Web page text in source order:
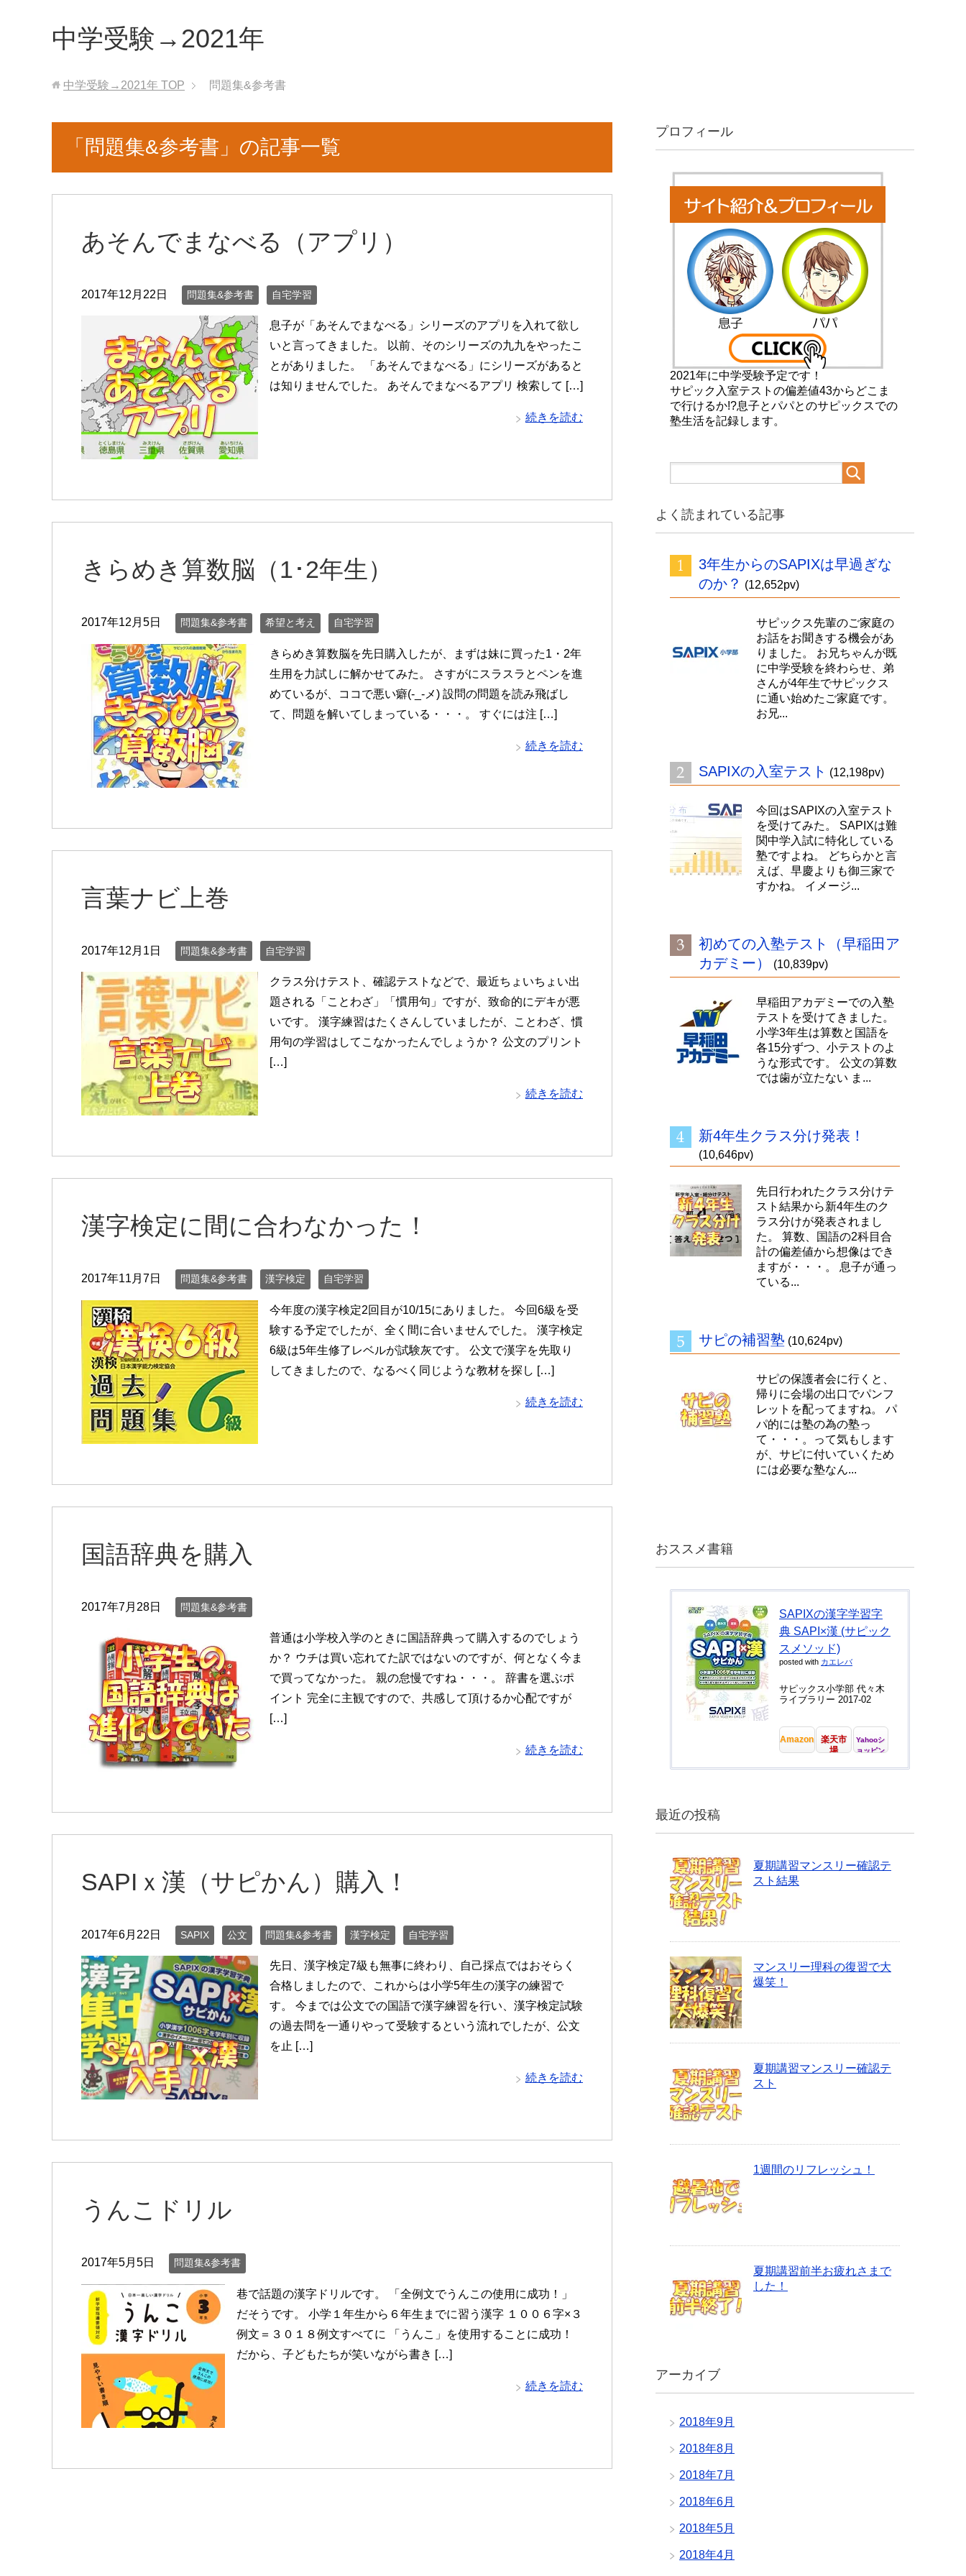
中学受験→2021年
中学受験→2021年 TOP 問題集&参考書
「問題集&参考書」の記事一覧
あそんでまなべる（アプリ）
2017年12月22日 問題集&参考書 自宅学習
息子が「あそんでまなべる」シリーズのアプリを入れて欲し
いと言ってきました。 以前、そのシリーズの九九をやったこ
とがありました。 「あそんでまなべる」にシリーズがあると
は知りませんでした。 あそんでまなべるアプリ 検索して […]
続きを読む
きらめき算数脳（1･2年生）
2017年12月5日 問題集&参考書 希望と考え 自宅学習
きらめき算数脳を先日購入したが、まずは妹に買った1・2年
生用を力試しに解かせてみた。 さすがにスラスラとペンを進
めているが、ココで悪い癖(-_-メ) 設問の問題を読み飛ばし
て、問題を解いてしまっている・・・。 すぐには注 […]
続きを読む
言葉ナビ上巻
2017年12月1日 問題集&参考書 自宅学習
クラス分けテスト、確認テストなどで、最近ちょいちょい出
題される「ことわざ」「慣用句」ですが、致命的にデキが悪
いです。 漢字練習はたくさんしていましたが、ことわざ、慣
用句の学習はしてこなかったんでしょうか？ 公文のプリント
[…]
続きを読む
漢字検定に間に合わなかった！
2017年11月7日 問題集&参考書 漢字検定 自宅学習
今年度の漢字検定2回目が10/15にありました。 今回6級を受
験する予定でしたが、全く間に合いませんでした。 漢字検定
6級は5年生修了レベルが試験灰です。 公文で漢字を先取り
してきましたので、なるべく同じような教材を探し […]
続きを読む
国語辞典を購入
2017年7月28日 問題集&参考書
普通は小学校入学のときに国語辞典って購入するのでしょう
か？ ウチは買い忘れてた訳ではないのですが、何となく今ま
で買ってなかった。 親の怠慢ですね・・・。 辞書を選ぶポ
イント 完全に主観ですので、共感して頂けるか心配ですが
[…]
続きを読む
SAPIｘ漢（サピかん）購入！
2017年6月22日 SAPIX 公文 問題集&参考書 漢字検定 自宅学習
先日、漢字検定7級も無事に終わり、自己採点ではおそらく
合格しましたので、これからは小学5年生の漢字の練習で
す。 今までは公文での国語で漢字練習を行い、漢字検定試験
の過去問を一通りやって受験するという流れでしたが、公文
を止 […]
続きを読む
うんこドリル
2017年5月5日 問題集&参考書
巷で話題の漢字ドリルです。 「全例文でうんこの使用に成功！」
だそうです。 小学１年生から６年生までに習う漢字 １００６字×３
例文＝３０１８例文すべてに 「うんこ」を使用することに成功！
だから、子どもたちが笑いながら書き […]
続きを読む
プロフィール
2021年に中学受験予定です！
サピック入室テストの偏差値43からどこま
で行けるか!?息子とパパとのサピックスでの
塾生活を記録します。
よく読まれている記事
3年生からのSAPIXは早過ぎな
のか？ (12,652pv)
サピックス先輩のご家庭の
お話をお聞きする機会があ
りました。 お兄ちゃんが既
に中学受験を終わらせ、弟
さんが4年生でサピックス
に通い始めたご家庭です。
お兄...
SAPIXの入室テスト (12,198pv)
今回はSAPIXの入室テスト
を受けてみた。 SAPIXは難
関中学入試に特化している
塾ですよね。 どちらかと言
えば、早慶よりも御三家で
すかね。 イメージ...
初めての入塾テスト（早稲田ア
カデミー）
(10,839pv)
早稲田アカデミーでの入塾
テストを受けてきました。
小学3年生は算数と国語を
各15分ずつ、小テストのよ
うな形式です。 公文の算数
では歯が立たない ま...
新4年生クラス分け発表！
(10,646pv)
先日行われたクラス分けテ
スト結果から新4年生のク
ラス分けが発表されまし
た。 算数、国語の2科目合
計の偏差値から想像はでき
ますが・・・。 息子が通っ
ている...
サピの補習塾 (10,624pv)
サピの保護者会に行くと、
帰りに会場の出口でパンフ
レットを配ってますね。 パ
パ的には塾の為の塾っ
て・・・。って気もします
が、サピに付いていくため
には必要な塾なん...
おススメ書籍
SAPIXの漢字学習字
典 SAPI×漢 (サピック
スメソッド)
posted with カエレバ
サピックス小学部 代々木
ライブラリー 2017-02
Amazon
楽天市
場
Yahooシ
ョッピン
最近の投稿
夏期講習マンスリー確認テ
スト結果
マンスリー理科の復習で大
爆笑！
夏期講習マンスリー確認テ
スト
1週間のリフレッシュ！
夏期講習前半お疲れさまで
した！
アーカイブ
2018年9月
2018年8月
2018年7月
2018年6月
2018年5月
2018年4月